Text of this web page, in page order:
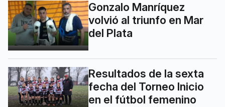
Gonzalo Manríquez
volvió al triunfo en Mar
del Plata
Resultados de la sexta
fecha del Torneo Inicio
en el fútbol femenino